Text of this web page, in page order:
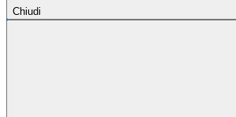
Chiudi